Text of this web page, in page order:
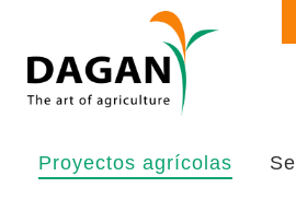
Proyectos agrícolas